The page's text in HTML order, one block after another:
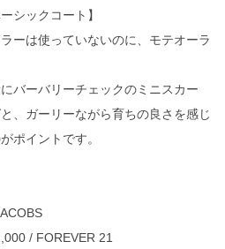
シックコート】
ーは使っていないのに、モテオーラ
バーバリーチェックのミニスカー
、ガーリーながら育ちの良さを感じ
ポイントです。
/ FOREVER 21